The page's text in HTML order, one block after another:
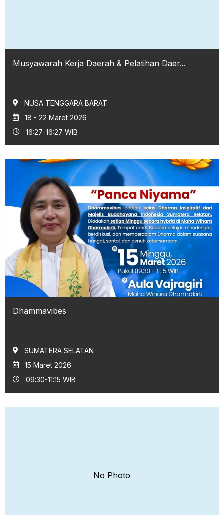
Musyawarah Kerja Daerah & Pelatihan Daer...
NUSA TENGGARA BARAT
18 - 22 Maret 2026
16:27-16:27 WIB
Dhammavibes
SUMATERA SELATAN
15 Maret 2026
09:30-11:15 WIB
No Photo